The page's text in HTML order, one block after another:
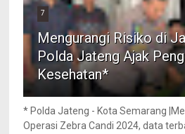
7
Mengurangi Risiko di
Polda Jateng Ajak
Kesehatan*
* Polda Jateng - Kota Semarang
Operasi Zebra Candi 2024, data